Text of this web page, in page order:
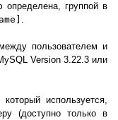
определена, группой в
.
пользователем и
Version 3.22.3 или
используется,
(доступно только в